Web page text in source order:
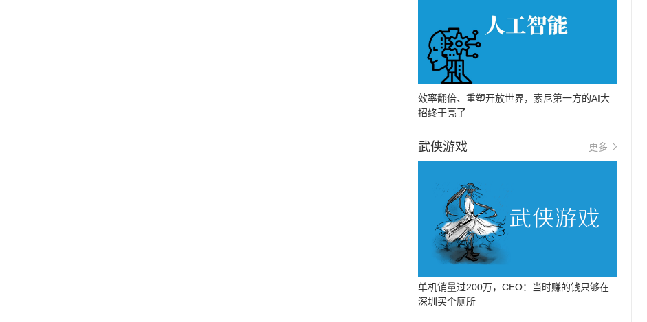
效率翻倍、重塑开放世界，索尼第一方的AI大
招终于亮了
武侠游戏 更多
单机销量过200万，CEO：当时赚的钱只够在
深圳买个厕所